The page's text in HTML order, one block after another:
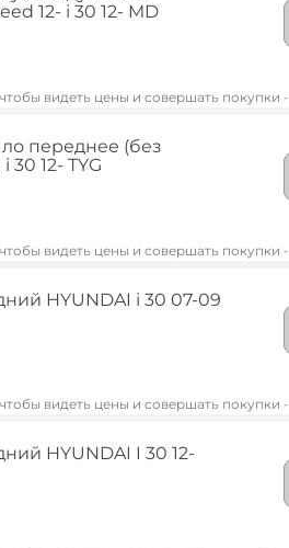
12- i 30 12- MD
видеть цены и совершать покупки -
переднее (без
30 12- TYG
видеть цены и совершать покупки -
HYUNDAI i 30 07-09
видеть цены и совершать покупки -
HYUNDAI I 30 12-